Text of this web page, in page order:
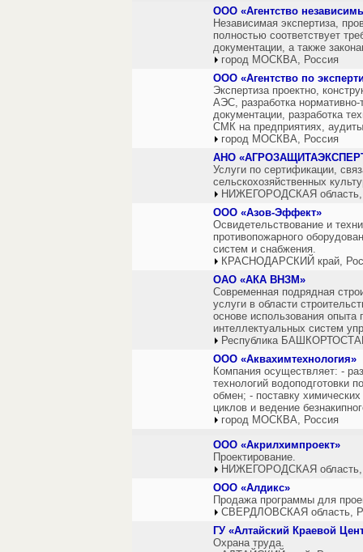
ООО «Агентство
Независимая экспертиза,
полностью соответствует
документации, а также
город МОСКВА, Россия
ООО «Агентство по
Экспертиза проектно,
АЭС, разработка нормативно-
документации, разработка
СМК на предприятиях,
город МОСКВА, Россия
АНО
Услуги по сертификации,
сельскохозяйственных
НИЖЕГОРОДСКАЯ область,
ООО «Азов-Эффект»
Освидетельствование и
противопожарного
систем и снабжения.
КРАСНОДАРСКИЙ край,
ОАО «АКА ВНЗМ»
Современная подрядная
услуги в области
основе использования
интеллектуальных систем
Республика
ООО «Аквахимтехнология»
Компания осуществляет: -
технологий водоподготовки
обмен; - поставку
циклов и ведение
город МОСКВА, Россия
ООО «Акрилхимпроект»
Проектирование.
НИЖЕГОРОДСКАЯ область,
ООО «Алдикс»
Продажа программы для
СВЕРДЛОВСКАЯ область,
ГУ «Алтайский Краевой
Охрана труда.